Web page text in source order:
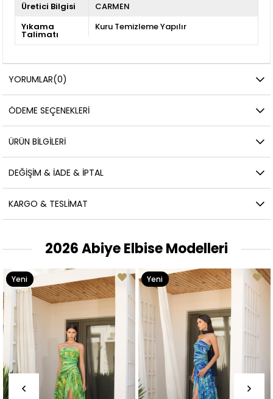
Üretici Bilgisi
CARMEN
Yıkama
Talimatı
Kuru Temizleme Yapılır
YORUMLAR(0)
ÖDEME SEÇENEKLERI
ÜRÜN BILGILERI
DEĞIŞIM & İADE & İPTAL
KARGO & TESLIMAT
2026 Abiye Elbise Modelleri
Yeni
Ürün
Yeni
Ürün